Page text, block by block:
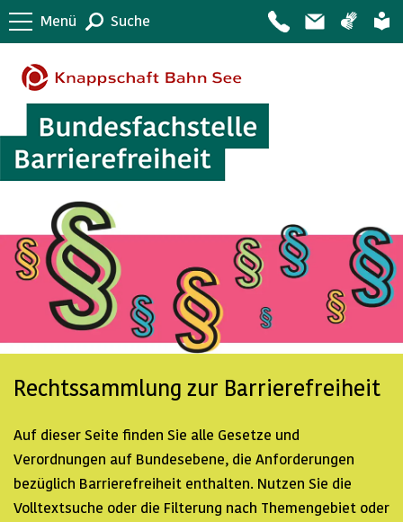
Menü Suche
Rechtssammlung zur Barrierefreiheit
Auf dieser Seite finden Sie alle Gesetze und
Verordnungen auf Bundesebene, die Anforderungen
bezüglich Barrierefreiheit enthalten. Nutzen Sie die
Volltextsuche oder die Filterung nach Themengebiet oder